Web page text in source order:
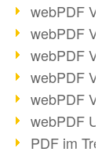
webPDF
webPDF
webPDF
webPDF
webPDF
webPDF
PDF im